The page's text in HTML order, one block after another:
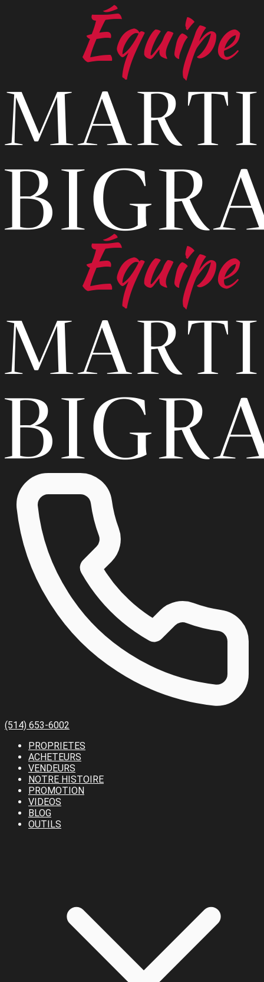
(514) 653-6002
PROPRIETES
ACHETEURS
VENDEURS
NOTRE HISTOIRE
PROMOTION
VIDEOS
BLOG
OUTILS